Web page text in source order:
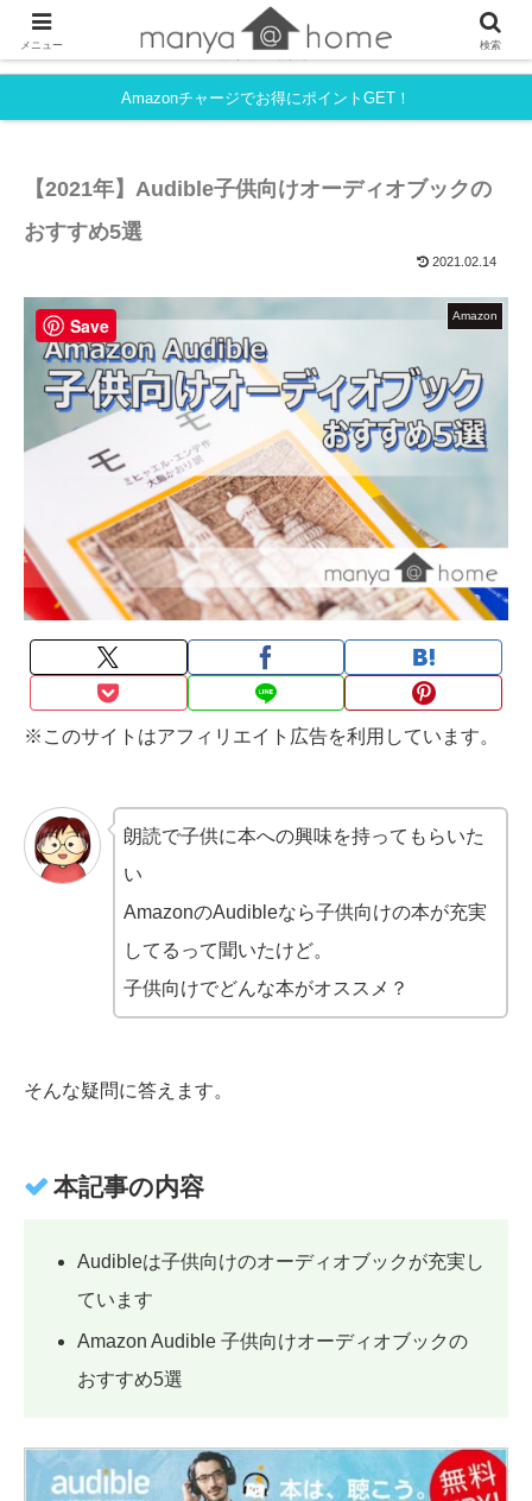
フルタイム共働き・育児中でも、シンプルライフを目指すmanyaさんちの
ライフハック。
Amazonチャージでお得にポイントGET！
【2021年】Audible子供向けオーディオブックの
おすすめ5選
2021.02.14
Amazon
※このサイトはアフィリエイト広告を利用しています。
朗読で子供に本への興味を持ってもらいた
い
AmazonのAudibleなら子供向けの本が充実
してるって聞いたけど。
子供向けでどんな本がオススメ？
そんな疑問に答えます。
本記事の内容
Audibleは子供向けのオーディオブックが充実し
ています
Amazon Audible 子供向けオーディオブックの
おすすめ5選
メニュー 検索
Save